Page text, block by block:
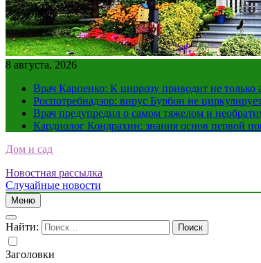
8 августа, 2026
Врач Карпенко: К циррозу приводит не только
Роспотребнадзор: вирус Бурбон не
Врач предупредил о самом тяжелом и
Кардиолог Кондрахин: знания основ первой
Дом и сад
Новостная рассылка
Случайные новости
Меню
Найти:
Заголовки